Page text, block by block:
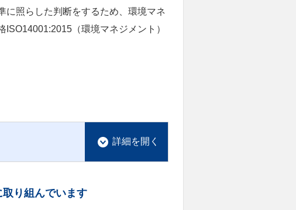
に照らした判断をするため、環境マネ
（環境マネジメント）
り組んでいます